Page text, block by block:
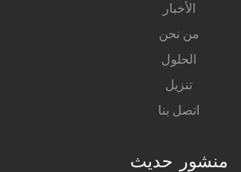
الأخبار
من نحن
الحلول
تنزيل
اتصل بنا
منشور حديث